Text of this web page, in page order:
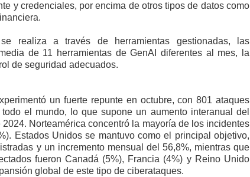
y credenciales, por encima de otros tipos de datos como
realiza a través de herramientas gestionadas, las
de 11 herramientas de GenAI diferentes al mes, la
de seguridad adecuados.
un fuerte repunte en octubre, con 801 ataques
el mundo, lo que supone un aumento interanual del
Norteamérica concentró la mayoría de los incidentes
Estados Unidos se mantuvo como el principal objetivo,
y un incremento mensual del 56,8%, mientras que
fueron Canadá (5%), Francia (4%) y Reino Unido
global de este tipo de ciberataques.